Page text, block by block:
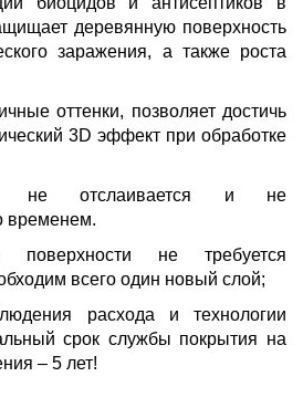
деревянную поверхность
заражения, а также роста
оттенки, позволяет достичь
3D эффект при обработке
не отслаивается и не
временем.
поверхности не требуется
всего один новый слой;
расхода и технологии
срок службы покрытия на
– 5 лет!